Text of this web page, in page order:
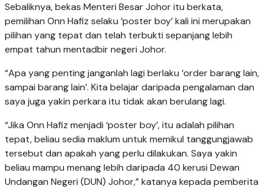
Sebaliknya, bekas Menteri Besar Johor itu berkata,
pemilihan Onn Hafiz selaku ‘poster boy’ kali ini merupakan
pilihan yang tepat dan telah terbukti sepanjang lebih
empat tahun mentadbir negeri Johor.
“Apa yang penting janganlah lagi berlaku ‘order barang lain,
sampai barang lain’. Kita belajar daripada pengalaman dan
saya juga yakin perkara itu tidak akan berulang lagi.
“Jika Onn Hafiz menjadi ‘poster boy’, itu adalah pilihan
tepat, beliau sedia maklum untuk memikul tanggungjawab
tersebut dan apakah yang perlu dilakukan. Saya yakin
beliau mampu menang lebih daripada 40 kerusi Dewan
Undangan Negeri (DUN) Johor,” katanya kepada pemberita